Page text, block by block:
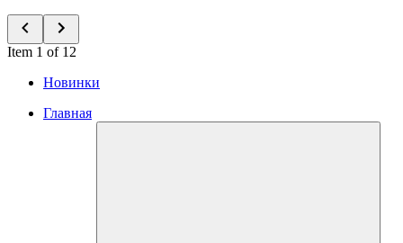
Item 1 of 12
Новинки
Главная